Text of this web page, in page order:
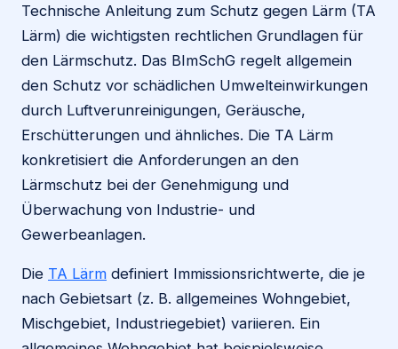
Technische Anleitung zum Schutz gegen Lärm (TA
Lärm) die wichtigsten rechtlichen Grundlagen für
den Lärmschutz. Das BImSchG regelt allgemein
den Schutz vor schädlichen Umwelteinwirkungen
durch Luftverunreinigungen, Geräusche,
Erschütterungen und ähnliches. Die TA Lärm
konkretisiert die Anforderungen an den
Lärmschutz bei der Genehmigung und
Überwachung von Industrie- und
Gewerbeanlagen.
Die TA Lärm definiert Immissionsrichtwerte, die je
nach Gebietsart (z. B. allgemeines Wohngebiet,
Mischgebiet, Industriegebiet) variieren. Ein